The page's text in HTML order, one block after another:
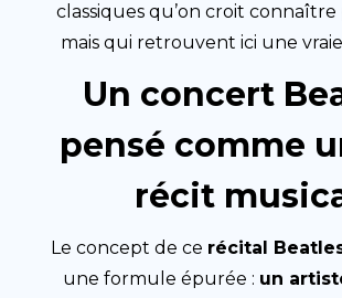
classiques qu’on croit
mais qui retrouvent ici une
Un concert
pensé comme
récit
Le concept de ce récital
une formule épurée : un